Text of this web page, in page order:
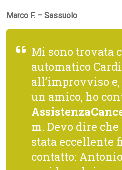
Marco F. – Sassuolo
Mi sono trovata
automatico
all’improvviso
un amico, ho
m. Devo dire che
stata eccellente
contatto: